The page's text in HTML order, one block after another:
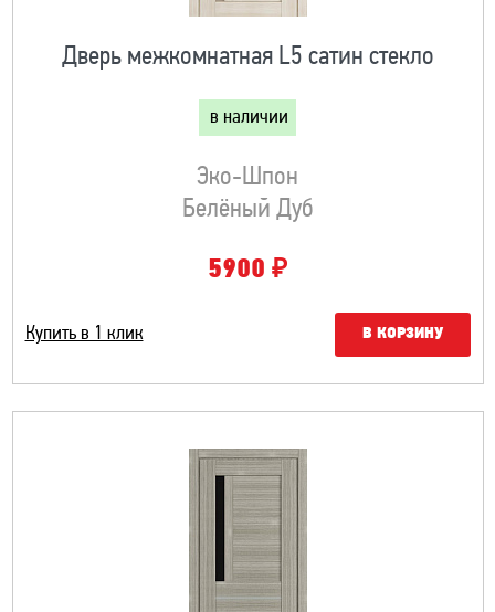
Дверь межкомнатная L5 сатин стекло
в наличии
Эко-Шпон
Белёный Дуб
5900 ₽
Купить в 1 клик В КОРЗИНУ